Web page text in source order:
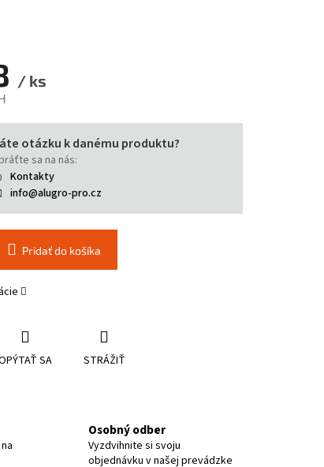
/ ks
otázku k danému produktu?
sa na nás:
Kontakty
info@alugro-pro.cz
Pridať do košíka
SA STRÁŽIŤ
Osobný odber
Vyzdvihnite si svoju
objednávku v našej prevádzke